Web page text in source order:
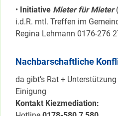
• Initiative Mieter für Mieter
i.d.R. mtl. Treffen im
Regina Lehmann 0176-276
Nachbarschaftliche
da gibt’s Rat +
Einigung
Kontakt Kiezmediation: